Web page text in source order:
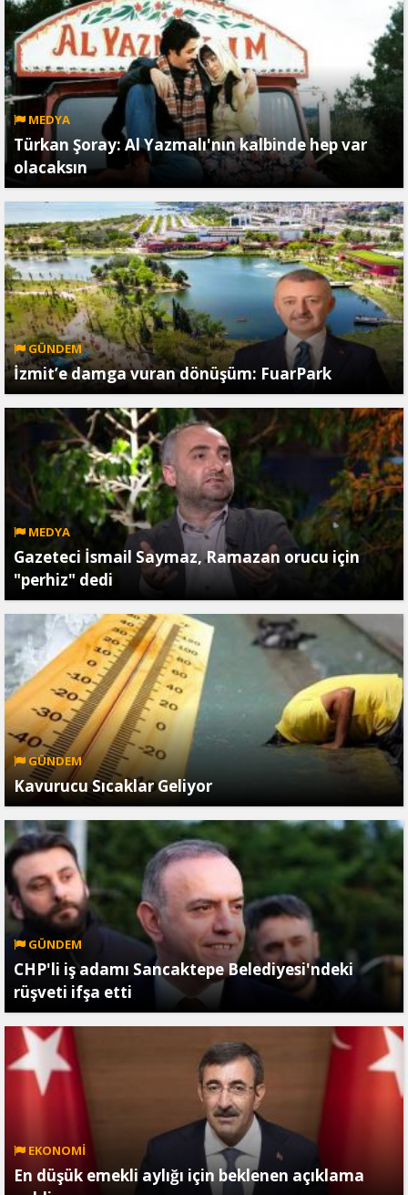
MEDYA
Türkan Şoray: Al Yazmalı'nın kalbinde hep var
olacaksın
GÜNDEM
İzmit’e damga vuran dönüşüm: FuarPark
MEDYA
Gazeteci İsmail Saymaz, Ramazan orucu için
"perhiz" dedi
GÜNDEM
Kavurucu Sıcaklar Geliyor
GÜNDEM
CHP'li iş adamı Sancaktepe Belediyesi'ndeki
rüşveti ifşa etti
EKONOMİ
En düşük emekli aylığı için beklenen açıklama